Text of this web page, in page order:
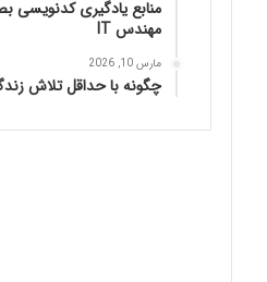
منابع یادگیری کدنویسی
مهندس IT
مارس 10, 2026
چگونه با حداقل تلاش